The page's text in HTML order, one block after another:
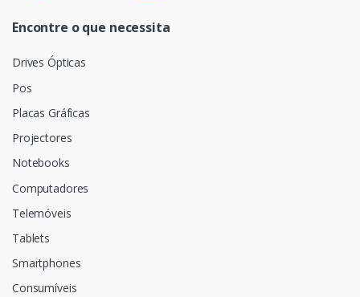
Encontre o que necessita
Drives Ópticas
Pos
Placas Gráficas
Projectores
Notebooks
Computadores
Telemóveis
Tablets
Smartphones
Consumíveis